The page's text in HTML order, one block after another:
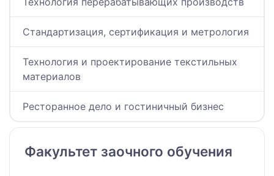
Стандартизация, сертификация и метрология
Технология и проектирование текстильных
материалов
Ресторанное дело и гостиничный бизнес
Факультет заочного обучения